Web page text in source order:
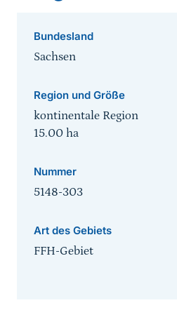
Bundesland
Sachsen
Region und Größe
kontinentale Region
15.00 ha
Nummer
5148-303
Art des Gebiets
FFH-Gebiet